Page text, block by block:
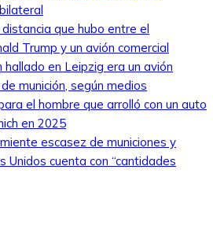
que hubo entre el
Trump y un avión comercial
hallado en Leipzig era un avión
munición, según medios
el hombre que arrolló con un auto
en 2025
escasez de municiones y
Unidos cuenta con “cantidades